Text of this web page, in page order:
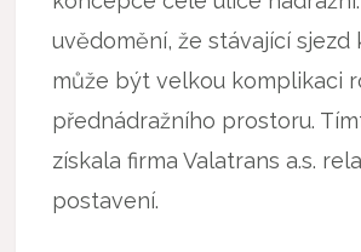
uvědomění, že stávající sjezd
může být velkou komplikaci
přednádražního prostoru.
získala firma Valatrans a.s.
postavení.